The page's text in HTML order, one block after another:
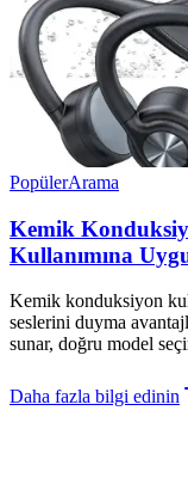
PopülerArama
Kemik
Kullanımına
Kemik konduksiyon
seslerini duyma
sunar, doğru model
Daha fazla bilgi edinin